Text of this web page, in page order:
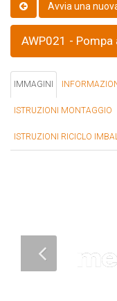
AWP021 - Pompa
IMMAGINI
ISTRUZIONI MONTAGGIO
ISTRUZIONI RICICLO